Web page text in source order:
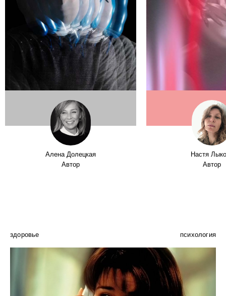
Алена Долецкая
Автор
Настя
Автор
здоровье психология